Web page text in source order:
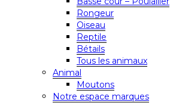
Rongeur
Oiseau
Reptile
Bétails
Tous les animaux
Animal
Moutons
Notre espace marques